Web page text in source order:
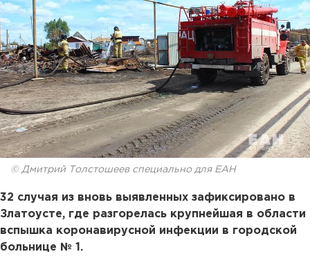
© Дмитрий Толстошеев специально для ЕАН
32 случая из вновь выявленных зафиксировано в
Златоусте, где разгорелась крупнейшая в области
вспышка коронавирусной инфекции в городской
больнице № 1.